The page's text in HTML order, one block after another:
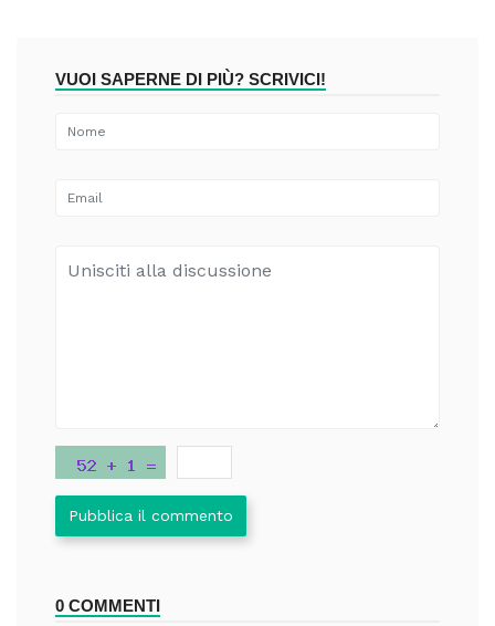
VUOI SAPERNE DI PIÙ? SCRIVICI!
Pubblica il commento
0 COMMENTI